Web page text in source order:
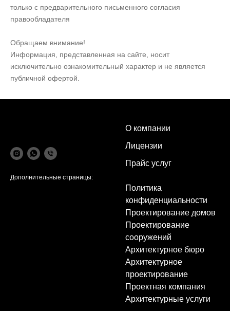
только с предварительного письменного согласия
правообладателя
Обращаем внимание!
Информация, представленная на сайте, носит
исключительно ознакомительный характер и не является
публичной офертой.
Дополнительные страницы:
О компании
Лицензии
Прайс услуг
Политика
конфиденциальности
Проектирование домов
Проектирование
сооружений
Архитектурное бюро
Архитектурное
проектирование
Проектная компания
Архитектурные услуги